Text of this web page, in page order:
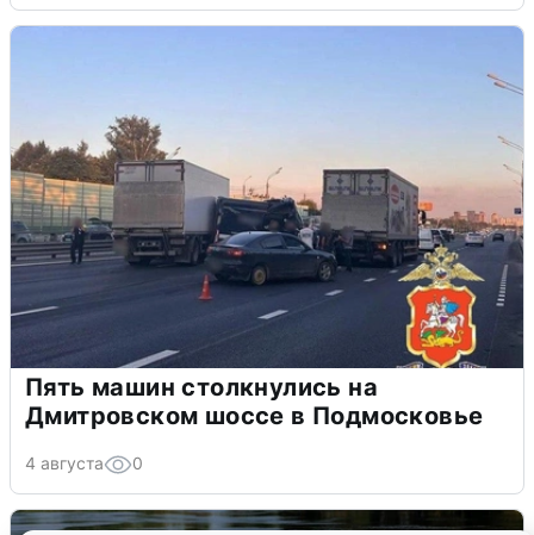
Пять машин столкнулись на
Дмитровском шоссе в Подмосковье
4 августа 0